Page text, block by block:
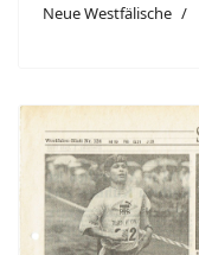
Neue Westfälische